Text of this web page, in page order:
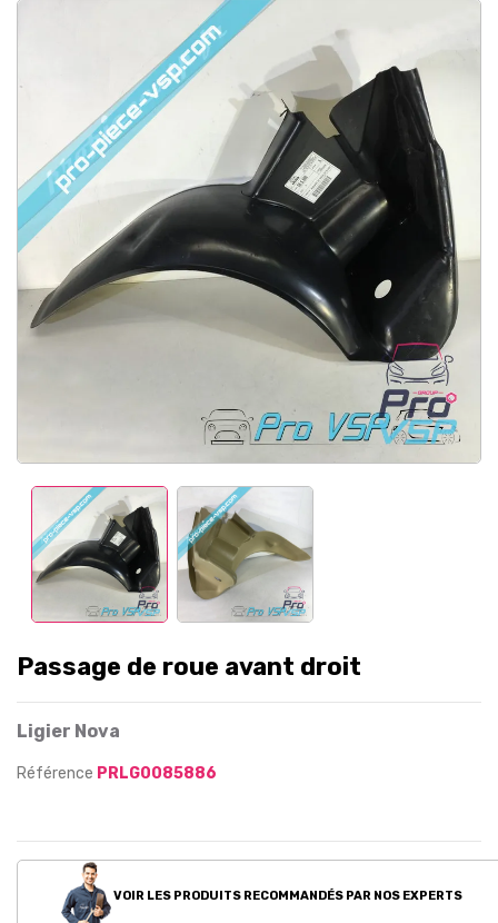
Passage de roue avant droit
Ligier Nova
Référence PRLG0085886
VOIR LES PRODUITS RECOMMANDÉS PAR NOS EXPERTS